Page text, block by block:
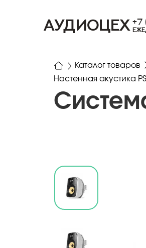
АУДИОЦЕХ +7
Каталог товаров
Настенная акустика